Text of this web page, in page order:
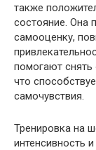
также
состояние. Она
самооценку,
помогают снять
что
самочувствия.
Тренировка на
интенсивность